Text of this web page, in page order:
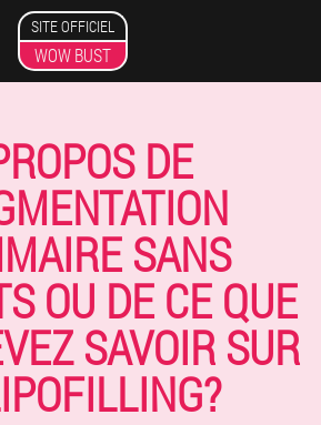
SITE OFFICIEL
WOW BUST
DE
SANS
OU DE CE QUE
SAVOIR SUR